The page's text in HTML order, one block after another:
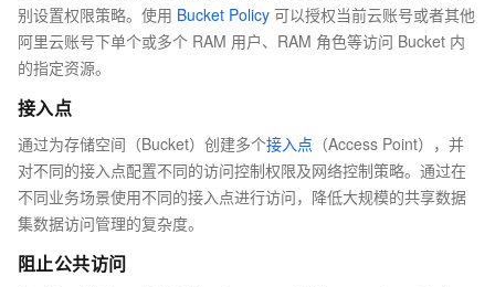
别设置权限策略。使用 Bucket Policy 可以授权当前云账号或者其他
阿里云账号下单个或多个 RAM 用户、RAM 角色等访问 Bucket 内
的指定资源。
接入点
通过为存储空间（Bucket）创建多个接入点 （Access Point），并
对不同的接入点配置不同的访问控制权限及网络控制策略。通过在
不同业务场景使用不同的接入点进行访问，降低大规模的共享数据
集数据访问管理的复杂度。
阻止公共访问